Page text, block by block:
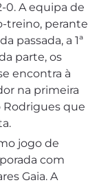
0. A equipa de
treino, perante
passada, a 1ª
parte, os
encontra à
na primeira
Rodrigues que
jogo de
com
Gaia. A